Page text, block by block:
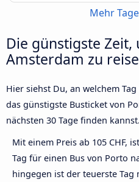
Mehr
Die günstigste
Amsterdam zu
Hier siehst Du, an welchem
das günstigste Busticket von
nächsten 30 Tage finden kannst.
Mit einem Preis ab 105 CHF, ist
Tag für einen Bus von Porto
hingegen ist der teuerste Tag